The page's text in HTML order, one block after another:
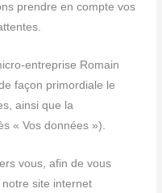
prendre en compte vos
entreprise Romain
façon primordiale le
ainsi que la
« Vos données »).
vous, afin de vous
site internet